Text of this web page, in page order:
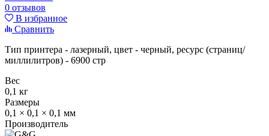
0 отзывов
В избранное
Сравнить
Тип принтера - лазерный, цвет - черный, ресурс (страниц/
миллилитров) - 6900 стр
Вес
0,1 кг
Размеры
0,1 × 0,1 × 0,1 мм
Производитель